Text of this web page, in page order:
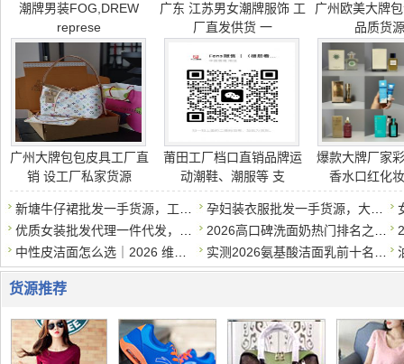
潮牌男装FOG,DREW
represe
广东 江苏男女潮牌服饰 工
厂直发供货 一
广州欧美大牌
品质货
广州大牌包包皮具工厂直
销 设工厂私家货源
莆田工厂档口直销品牌运
动潮鞋、潮服等 支
爆款大牌厂家
香水口红化
货源推荐